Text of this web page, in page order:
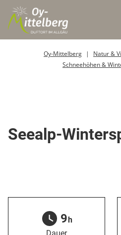
Oy-Mittelberg Natur &
Schneehöhen &
Seealp-
9h